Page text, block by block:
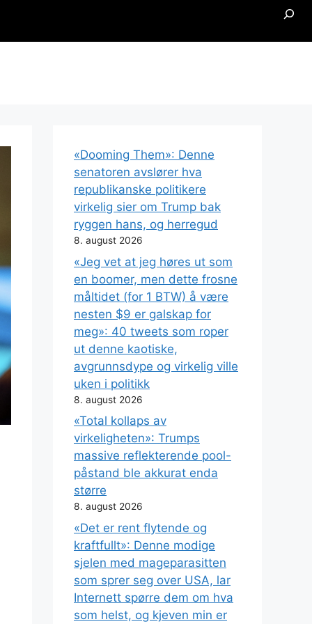
«Dooming Them»: Denne
senatoren avslører hva
republikanske politikere
virkelig sier om Trump bak
ryggen hans, og herregud
8. august 2026
«Jeg vet at jeg høres ut som
en boomer, men dette frosne
måltidet (for 1 BTW) å være
nesten $9 er galskap for
meg»: 40 tweets som roper
ut denne kaotiske,
avgrunnsdype og virkelig ville
uken i politikk
8. august 2026
«Total kollaps av
virkeligheten»: Trumps
massive reflekterende pool-
påstand ble akkurat enda
større
8. august 2026
«Det er rent flytende og
kraftfullt»: Denne modige
sjelen med mageparasitten
som sprer seg over USA, lar
Internett spørre dem om hva
som helst, og kjeven min er